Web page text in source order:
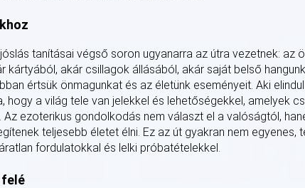
tanításai végső soron ugyanarra az útra vezetnek: az
kártyából, akár csillagok állásából, akár saját belső
értsük önmagunkat és az életünk eseményeit. Aki
hogy a világ tele van jelekkel és lehetőségekkel, amelyek
Az ezoterikus gondolkodás nem választ el a valóságtól,
teljesebb életet élni. Ez az út gyakran nem egyenes,
fordulatokkal és lelki próbatételekkel.
felé